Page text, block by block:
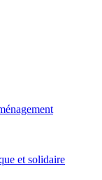
et solidaire